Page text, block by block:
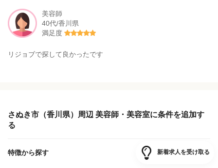
美容師
40代/香川県
満足度
リジョブで探して良かったです
さぬき市（香川県）周辺 美容師・美容室に条件を追加す
る
特徴から探す 新着求人を受け取る